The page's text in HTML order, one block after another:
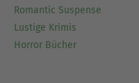
Romantic Suspense
Lustige Krimis
Horror Bücher